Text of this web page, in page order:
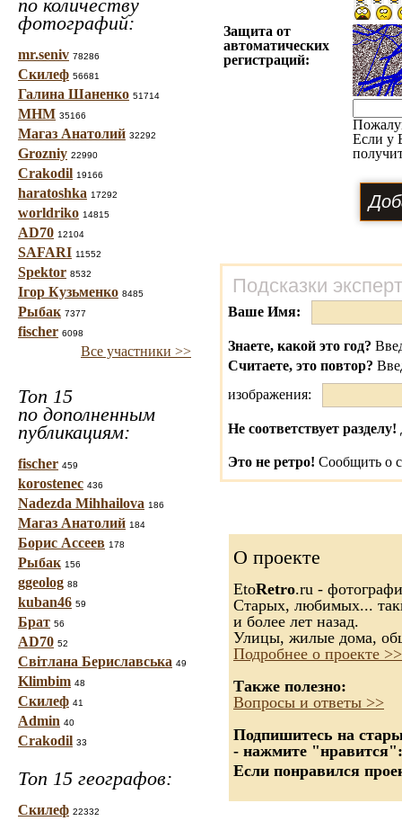
по количеству
фотографий:
mr.seniv 78286
Скилеф 56681
Галина Шаненко 51714
МНМ 35166
Магаз Анатолий 32292
Grozniy 22990
Crakodil 19166
haratoshka 17292
worldriko 14815
AD70 12104
SAFARI 11552
Spektor 8532
Ігор Кузьменко 8485
Рыбак 7377
fischer 6098
Все участники >>
Топ 15
по дополненным
публикациям:
fischer 459
korostenec 436
Nadezda Mihhailova 186
Магаз Анатолий 184
Борис Ассеев 178
Рыбак 156
ggeolog 88
kuban46 59
Брат 56
AD70 52
Світлана Бериславська 49
Klimbim 48
Скилеф 41
Admin 40
Crakodil 33
Топ 15 географов:
Скилеф 22332
Защита от
автоматических
регистраций:
Если у
Подсказки
Ваше Имя:
Знаете, какой это год?
Считаете, это повтор?
изображения:
Не соответствует разделу!
Это не ретро! Сообщить о
О проекте
EtoRetro.ru -
Старых, любимых...
и более лет назад.
Улицы, жилые дома,
Подробнее о проекте >>
Также полезно:
Вопросы и ответы >>
Подпишитесь на
- нажмите "нравится":
Если понравился